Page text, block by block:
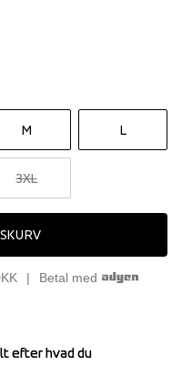
M L
3XL
Betal med
efter hvad du
efter hvad du